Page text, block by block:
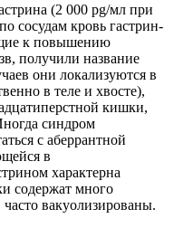
(2 000 pg/мл при
сосудам кровь гастрин-
к повышению
получили название
они локализуются в
в теле и хвосте),
кишки,
синдром
с аберрантной
в
характерна
содержат много
вакуолизированы.